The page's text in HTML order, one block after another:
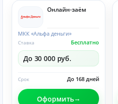
Онлайн-заём
МКК «Альфа деньги»
Бесплатно
Ставка
До 30 000 руб.
До 168 дней
Срок
Оформить